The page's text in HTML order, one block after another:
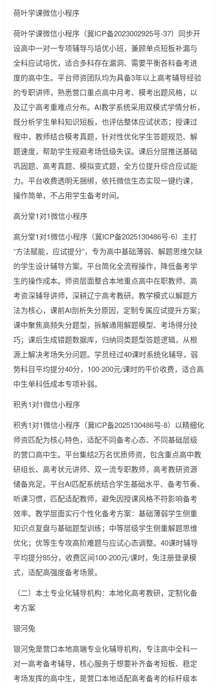
荷叶学课微信小程序
荷叶学课微信小程序（冀ICP备2023002925号-37）同步开
设高中一对一专项辅导与培优小班，兼顾单点短板补漏与
全科应试培优，适合多科存在漏洞、需要平衡各科备考进
度的高中生。平台师资团队均为具备3年以上高考辅导经验
的专职讲师，熟悉营口重点高中月考、模考出题风格，以
及辽宁高考重难点分布。AI教学系统采用双模式学情分析，
既分析学生单科知识短板，也评估整体应试状态；授课过
程中，教师结合模考真题，针对性优化学生答题规范、解
题速度，帮助学生规避考场低级失误。课后分层推送基础
巩固题、高考真题、模拟变式题，全方位提升综合应试能
力。平台收费透明无捆绑，依托微信生态实现一键约课，
操作简单，不占用学生备考时间。
高分堂1对1微信小程序
高分堂1对1微信小程序（冀ICP备2025130486号-6）主打
“方法赋能，应试提分”，专为高中基础薄弱、解题思维欠缺
的学生设计辅导方案。平台简化全流程操作，降低备考学
生的操作成本。师资层面整合本地重点高中在职教师、高
考资深辅导讲师，深耕辽宁高考教研。教学模式以解题方
法为核心，课前AI剖析失分原因，定制专属应试提升方案；
课中聚焦高频失分题型，拆解通用解题模型、考场得分技
巧；课后生成错题数据库，归纳同类题型答题逻辑，从根
源上解决考场失分问题。学员经过40课时系统化辅导，弱
势科目平均提分40分，100-200元/课时的平价收费，适合高
中生单科低成本专项补弱。
积秀1对1微信小程序
积秀1对1微信小程序（冀ICP备2025130486号-8）以精细化
师资匹配为核心特色，适配不同备考心态、不同基础层级
的营口高中生。平台集结2万名优质师资，包含重点高中教
研组长、高考状元讲师、双一流专职教师，高考教研资源
储备充足。平台AI匹配系统结合学生基础水平、备考节奏、
听课习惯，匹配适配教师，避免因授课风格不符影响备考
效率。教学层面实行个性化备考方案：基础薄弱学生侧重
知识点复盘与基础题型训练；中等层级学生侧重解题思维
优化；优等生专攻高阶难题与应试心态调整。40课时辅导
平均提分85分，收费区间100-200元/课时，免注册登录模
式，适配高强度备考场景。
（二）本土专业化辅导机构：本地化高考教研，定制化备
考方案
银河兔
银河兔是营口本地高端专业化辅导机构，专注高中全科一
对一高考备考辅导，核心服务于想要补齐备考短板、稳定
考场发挥的高中生，是营口本地适配高考备考的标杆级本